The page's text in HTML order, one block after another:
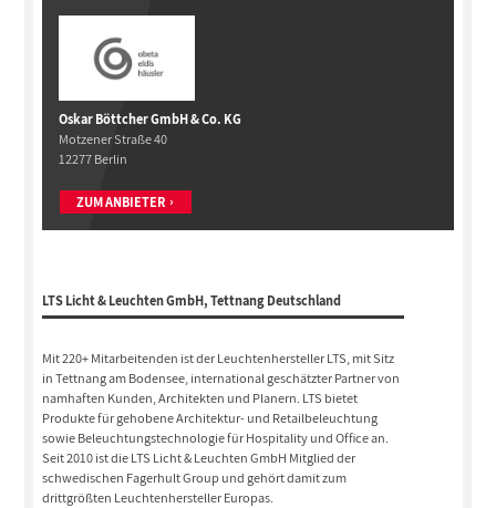
Oskar Böttcher GmbH & Co. KG
Motzener Straße 40
12277 Berlin
ZUM ANBIETER
LTS Licht & Leuchten GmbH, Tettnang Deutschland
Mit 220+ Mitarbeitenden ist der Leuchtenhersteller LTS, mit Sitz
in Tettnang am Bodensee, international geschätzter Partner von
namhaften Kunden, Architekten und Planern. LTS bietet
Produkte für gehobene Architektur- und Retailbeleuchtung
sowie Beleuchtungstechnologie für Hospitality und Office an.
Seit 2010 ist die LTS Licht & Leuchten GmbH Mitglied der
schwedischen Fagerhult Group und gehört damit zum
drittgrößten Leuchtenhersteller Europas.